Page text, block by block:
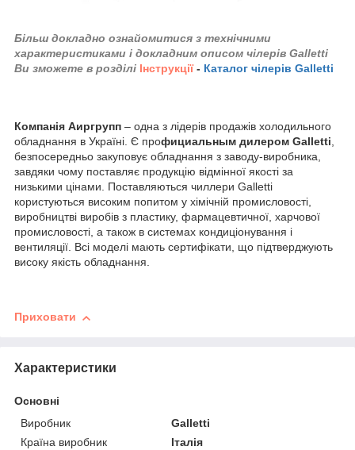
Більш докладно ознайомитися з технічними
характеристиками і докладним описом чілерів Galletti
Ви зможете в розділі Інструкції - Каталог чілерів Galletti
Компанія Аиргрупп – одна з лідерів продажів холодильного
обладнання в Україні. Є профициальным дилером Galletti,
безпосередньо закуповує обладнання з заводу-виробника,
завдяки чому поставляє продукцію відмінної якості за
низькими цінами. Поставляються чиллери Galletti
користуються високим попитом у хімічній промисловості,
виробництві виробів з пластику, фармацевтичної, харчової
промисловості, а також в системах кондиціонування і
вентиляції. Всі моделі мають сертифікати, що підтверджують
високу якість обладнання.
Приховати
Характеристики
Основні
Виробник
Galletti
Країна виробник
Італія